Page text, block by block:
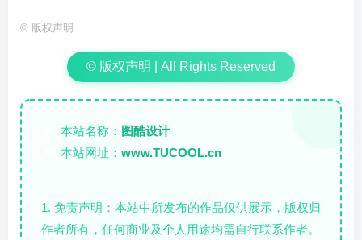
© 版权声明
© 版权声明 | All Rights Reserved
本站名称： 图酷设计
本站网址： www.TUCOOL.cn
1. 免责声明：本站中所发布的作品仅供展示，版权归
作者所有，任何商业及个人用途均需自行联系作者。